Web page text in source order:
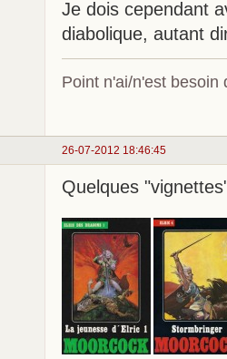
Je dois cependant
diabolique, autant
Point n'ai/n'est besoin
26-07-2012 18:46:45
Quelques